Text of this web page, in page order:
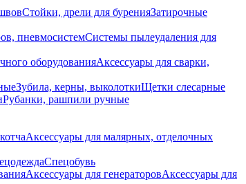
Стойки, дрели для буренияЗатирочные
пневмосистемСистемы пылеудаления для
оборудованияАксессуары для сварки,
Зубила, керны, выколоткиЩетки слесарные
Рубанки, рашпили ручные
Аксессуары для малярных, отделочных
Спецобувь
Аксессуары для генераторовАксессуары для